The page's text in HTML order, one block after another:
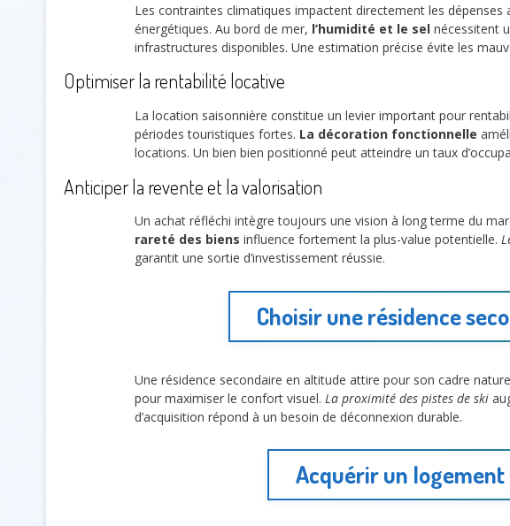
Les contraintes climatiques impactent directement les dépenses
énergétiques. Au bord de mer, l’humidité et le sel nécessitent
infrastructures disponibles. Une estimation précise évite les
Optimiser la rentabilité locative
La location saisonnière constitue un levier important pour
périodes touristiques fortes. La décoration fonctionnelle
locations. Un bien bien positionné peut atteindre un taux
Anticiper la revente et la valorisation
Un achat réfléchi intègre toujours une vision à long terme du
rareté des biens influence fortement la plus-value potentielle.
garantit une sortie d’investissement réussie.
Choisir une résidence
Une résidence secondaire en altitude attire pour son cadre
pour maximiser le confort visuel. La proximité des pistes de ski
d’acquisition répond à un besoin de déconnexion durable.
Acquérir un